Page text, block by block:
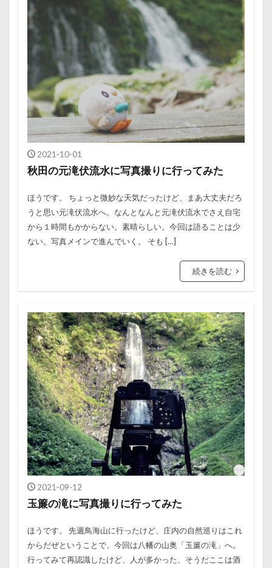
2021-10-01
秋田の元滝伏流水に写真撮りに行ってみた
ほうです。 ちょっと微妙な天気だったけど、まあ大丈夫だろ
うと思い元滝伏流水へ。なんとなんと元滝伏流水でさえ自宅
から１時間もかからない。素晴らしい。今回は語ることは少
ない。写真メインで進んでいく。 そも […]
続きを読む
2021-09-12
玉簾の滝に写真撮りに行ってみた
ほうです。 先週鳥海山に行ったけど、庄内の自然巡りはこれ
からだぜということで、今回は八幡の山奥「玉簾の滝」へ。
行ってみて再認識したけど、人が多かった、そうだここは酒